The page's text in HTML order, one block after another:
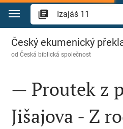
Přejít na obsah
Izajáš 11
Český ekumenický
odČeská biblická společnost
— Proutek z
Jišajova - Z